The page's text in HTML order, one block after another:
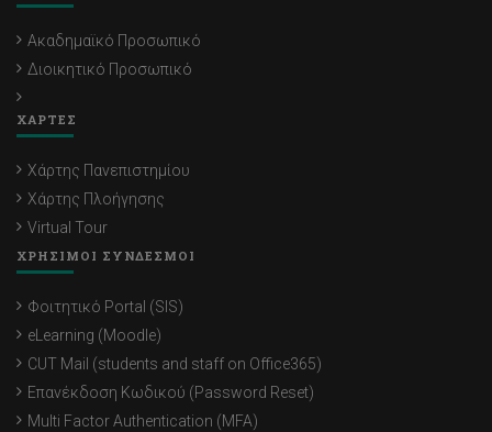
Ακαδημαϊκό Προσωπικό
Διοικητικό Προσωπικό
ΧΑΡΤΕΣ
Χάρτης Πανεπιστημίου
Χάρτης Πλοήγησης
Virtual Tour
ΧΡΗΣΙΜΟΙ ΣΥΝΔΕΣΜΟΙ
Φοιτητικό Portal (SIS)
eLearning (Moodle)
CUT Mail (students and staff on Office365)
Επανέκδοση Κωδικού (Password Reset)
Multi Factor Authentication (MFA)